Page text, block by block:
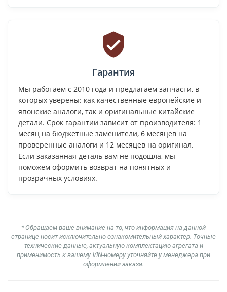
Гарантия
Мы работаем с 2010 года и предлагаем запчасти, в
которых уверены: как качественные европейские и
японские аналоги, так и оригинальные китайские
детали. Срок гарантии зависит от производителя: 1
месяц на бюджетные заменители, 6 месяцев на
проверенные аналоги и 12 месяцев на оригинал.
Если заказанная деталь вам не подошла, мы
поможем оформить возврат на понятных и
прозрачных условиях.
* Обращаем ваше внимание на то, что информация на данной
странице носит исключительно ознакомительный характер. Точные
технические данные, актуальную комплектацию агрегата и
применимость к вашему VIN-номеру уточняйте у менеджера при
оформлении заказа.